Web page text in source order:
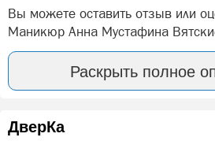
Вы можете оставить отзыв или
Маникюр Анна Мустафина
А так же, задать вопрос
Маникюр Анна Мустафина в
Нашли ошибку? Сообщите
Раскрыть полное
ДверКа